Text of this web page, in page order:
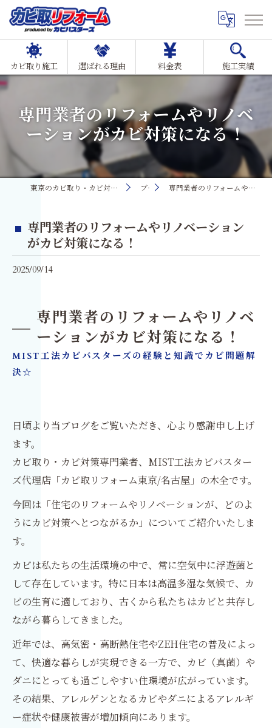
カビ取り施工 選ばれる理由 料金表 施工実績
専門業者のリフォームやリノベ
ーションがカビ対策になる！
東京のカビ取り・カビ対策ならMIST工法®カビ取リフォーム ブログ 専門業者のリフォームやリノベーションがカビ対策になる！
専門業者のリフォームやリノベーション
がカビ対策になる！
2025/09/14
専門業者のリフォームやリノベ
ーションがカビ対策になる！
MIST工法カビバスターズの経験と知識でカビ問題解
決☆
日頃より当ブログをご覧いただき、心より感謝申し上げ
ます。
カビ取り・カビ対策専門業者、MIST工法カビバスター
ズ代理店「カビ取リフォーム東京/名古屋」の木全です。
今回は「住宅のリフォームやリノベーションが、どのよ
うにカビ対策へとつながるか」についてご紹介いたしま
す。
カビは私たちの生活環境の中で、常に空気中に浮遊菌と
して存在しています。特に日本は高温多湿な気候で、カ
ビの生育に適しており、古くから私たちはカビと共存し
ながら暮らしてきました。
近年では、高気密・高断熱住宅やZEH住宅の普及によっ
て、快適な暮らしが実現できる一方で、カビ（真菌）や
ダニにとっても過ごしやすい住環境が広がっています。
その結果、アレルゲンとなるカビやダニによるアレルギ
ー症状や健康被害が増加傾向にあります。